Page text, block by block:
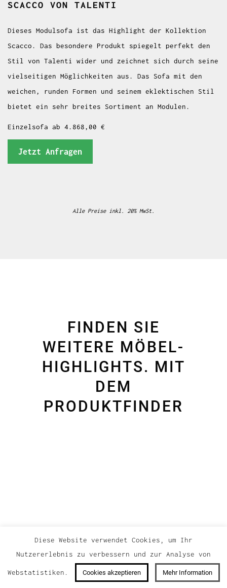
SCACCO VON TALENTI
Dieses Modulsofa ist das Highlight der Kollektion
Scacco. Das besondere Produkt spiegelt perfekt den
Stil von Talenti wider und zeichnet sich durch seine
vielseitigen Möglichkeiten aus. Das Sofa mit den
weichen, runden Formen und seinem eklektischen Stil
bietet ein sehr breites Sortiment an Modulen.
Einzelsofa ab 4.868,00 €
Jetzt Anfragen
Alle Preise inkl. 20% MwSt.
FINDEN SIE
WEITERE MÖBEL-
HIGHLIGHTS. MIT
DEM
PRODUKTFINDER
Diese Website verwendet Cookies, um Ihr
Nutzererlebnis zu verbessern und zur Analyse von
Webstatistiken. Cookies akzeptieren Mehr Information